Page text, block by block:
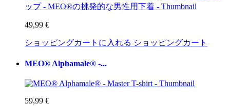
49,99 €
ショッピングカートに入れる ショッピングカート
MEO® Alphamale® -...
59,99 €